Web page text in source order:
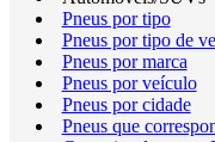
Pneus por tipo
Pneus por tipo de
Pneus por marca
Pneus por veículo
Pneus por cidade
Pneus que